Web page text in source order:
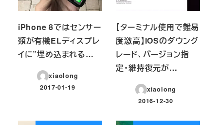
iPhone 8ではセンサー
類が有機ELディスプレ
イに”埋め込まれる…
xiaolong
投稿日
2017-01-19
【ターミナル使用で難易
度激高】iOSのダウング
レード、バージョン指
定・維持復元が…
xiaolong
投稿日
2016-12-30